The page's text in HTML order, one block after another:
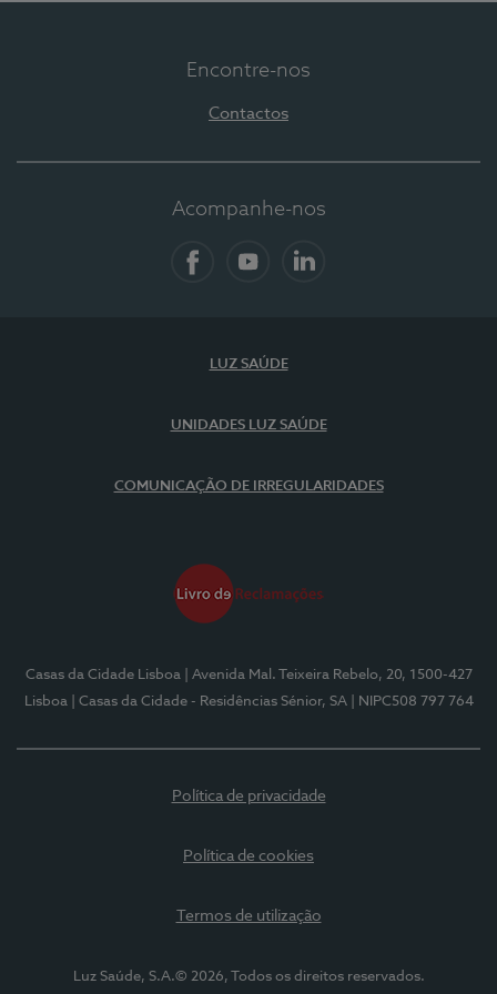
Encontre-nos
Contactos
Acompanhe-nos
LUZ SAÚDE
UNIDADES LUZ SAÚDE
COMUNICAÇÃO DE IRREGULARIDADES
Casas da Cidade Lisboa
| Avenida Mal. Teixeira Rebelo, 20, 1500-427
Lisboa
| Casas da Cidade - Residências Sénior, SA | NIPC508 797 764
Política de privacidade
Política de cookies
Termos de utilização
Luz Saúde, S.A.© 2026, Todos os direitos reservados.